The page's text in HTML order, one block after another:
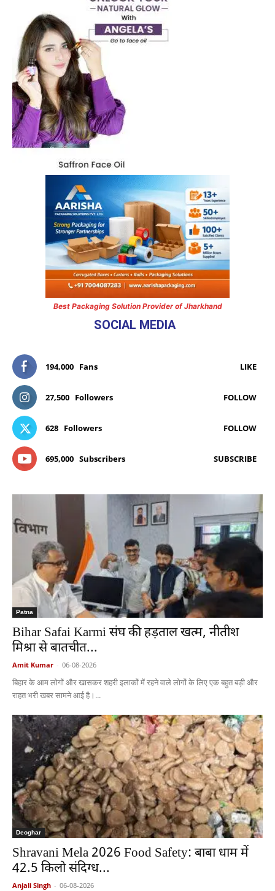
Best Packaging Solution Provider of Jharkhand
SOCIAL MEDIA
194,000 Fans LIKE
27,500 Followers FOLLOW
628 Followers FOLLOW
695,000 Subscribers SUBSCRIBE
Patna
Bihar Safai Karmi संघ की हड़ताल खत्म, नीतीश
मिश्रा से बातचीत...
Amit Kumar - 06-08-2026
बिहार के आम लोगों और खासकर शहरी इलाकों में रहने वाले लोगों के लिए एक बहुत बड़ी और
राहत भरी खबर सामने आई है।...
Deoghar
Shravani Mela 2026 Food Safety: बाबा धाम में
42.5 किलो संदिग्ध...
Anjali Singh - 06-08-2026